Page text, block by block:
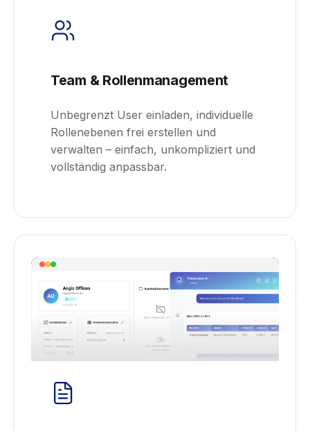
Team & Rollenmanagement
Unbegrenzt User einladen, individuelle
Rollenebenen frei erstellen und
verwalten – einfach, unkompliziert und
vollständig anpassbar.